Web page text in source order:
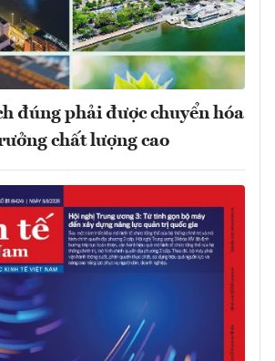
đúng phải được chuyển hóa
chất lượng cao